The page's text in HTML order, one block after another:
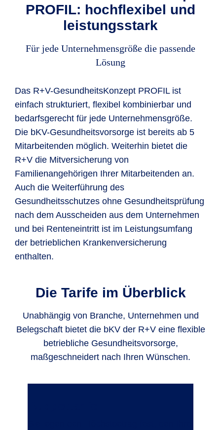
PROFIL: hochflexibel und
leistungsstark
Für jede Unternehmensgröße die passende
Lösung
Das R+V-GesundheitsKonzept PROFIL ist
einfach strukturiert, flexibel kombinierbar und
bedarfsgerecht für jede Unternehmensgröße.
Die bKV-Gesundheitsvorsorge ist bereits ab 5
Mitarbeitenden möglich. Weiterhin bietet die
R+V die Mitversicherung von
Familienangehörigen Ihrer Mitarbeitenden an.
Auch die Weiterführung des
Gesundheitsschutzes ohne Gesundheitsprüfung
nach dem Ausscheiden aus dem Unternehmen
und bei Renteneintritt ist im Leistungsumfang
der betrieblichen Krankenversicherung
enthalten.
Die Tarife im Überblick
Unabhängig von Branche, Unternehmen und
Belegschaft bietet die bKV der R+V eine flexible
betriebliche Gesundheitsvorsorge,
maßgeschneidert nach Ihren Wünschen.